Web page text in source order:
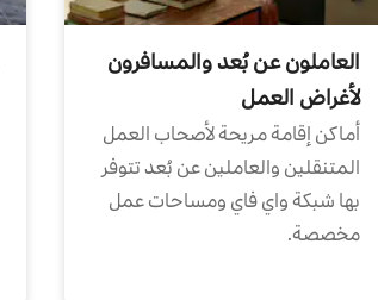
العاملون عن بُعد والمسافرون
لأغراض العمل
أماكن إقامة مريحة لأصحاب العمل
المتنقلين والعاملين عن بُعد تتوفر
بها شبكة واي فاي ومساحات عمل
مخصصة.